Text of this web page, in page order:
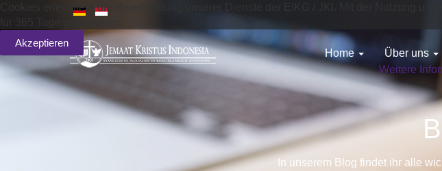
Home Über uns
In unserem Blog findet ihr alle
Cookies erleichtern die Bereitstellung unserer Dienste der EIKG / JKI. Mit der Nutzung
Akzeptieren
Weitere